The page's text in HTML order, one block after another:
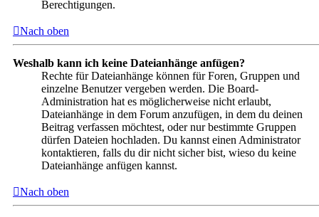
Berechtigungen.
Nach oben
Weshalb kann ich keine Dateianhänge anfügen?
Rechte für Dateianhänge können für Foren, Gruppen und
einzelne Benutzer vergeben werden. Die Board-
Administration hat es möglicherweise nicht erlaubt,
Dateianhänge in dem Forum anzufügen, in dem du deinen
Beitrag verfassen möchtest, oder nur bestimmte Gruppen
dürfen Dateien hochladen. Du kannst einen Administrator
kontaktieren, falls du dir nicht sicher bist, wieso du keine
Dateianhänge anfügen kannst.
Nach oben